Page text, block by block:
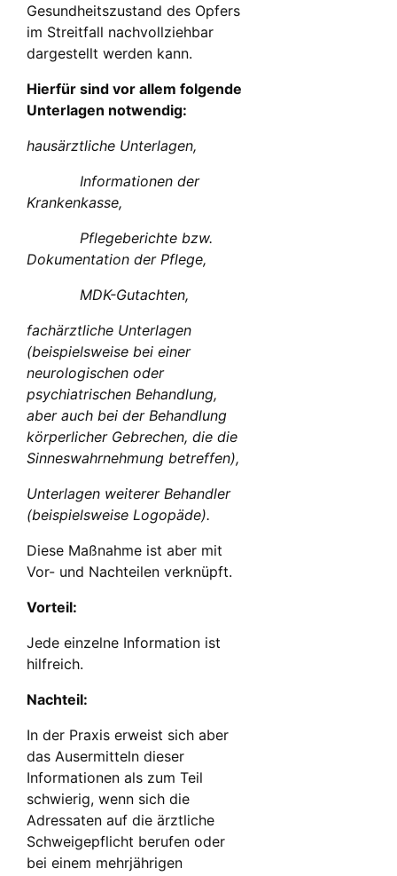
Gesundheitszustand des Opfers
im Streitfall nachvollziehbar
dargestellt werden kann.
Hierfür sind vor allem folgende
Unterlagen notwendig:
hausärztliche Unterlagen,
Informationen der
Krankenkasse,
Pflegeberichte bzw.
Dokumentation der Pflege,
MDK-Gutachten,
fachärztliche Unterlagen
(beispielsweise bei einer
neurologischen oder
psychiatrischen Behandlung,
aber auch bei der Behandlung
körperlicher Gebrechen, die die
Sinneswahrnehmung betreffen),
Unterlagen weiterer Behandler
(beispielsweise Logopäde).
Diese Maßnahme ist aber mit
Vor- und Nachteilen verknüpft.
Vorteil:
Jede einzelne Information ist
hilfreich.
Nachteil:
In der Praxis erweist sich aber
das Ausermitteln dieser
Informationen als zum Teil
schwierig, wenn sich die
Adressaten auf die ärztliche
Schweigepflicht berufen oder
bei einem mehrjährigen